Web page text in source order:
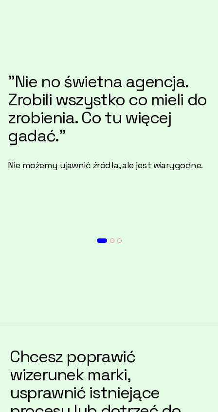
"Nie no świetna agencja.
Zrobili wszystko co mieli do
zrobienia. Co tu więcej
gadać."
Nie możemy ujawnić źródła, ale jest wiarygodne.
Chcesz poprawić
wizerunek marki,
usprawnić istniejące